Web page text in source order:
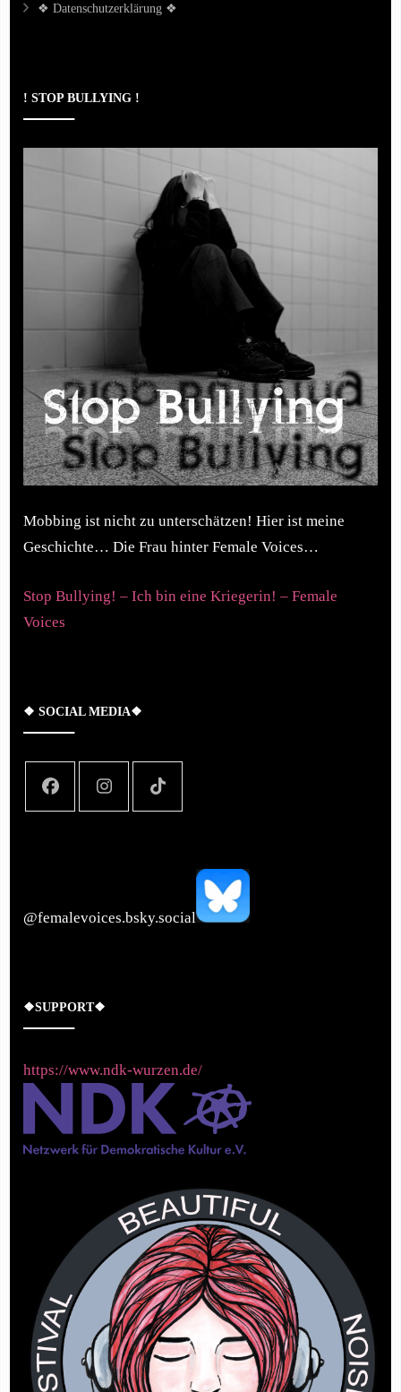
❖ Datenschutzerklärung ❖
! STOP BULLYING !
Mobbing ist nicht zu unterschätzen! Hier ist meine
Geschichte… Die Frau hinter Female Voices…
Stop Bullying! – Ich bin eine Kriegerin! – Female
Voices
❖ SOCIAL MEDIA❖
‪@femalevoices.bsky.social‬
❖SUPPORT❖
https://www.ndk-wurzen.de/